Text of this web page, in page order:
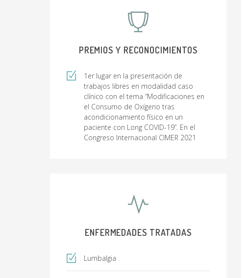
e individualizado acorde a tus
PREMIOS Y RECONOCIMIENTOS
1er lugar en la presentación de
trabajos libres en modalidad caso
clínico con el tema “Modificaciones en
el Consumo de Oxígeno tras
acondicionamiento físico en un
paciente con Long COVID-19”. En el
Congreso Internacional CIMER 2021
ENFERMEDADES TRATADAS
Lumbalgia